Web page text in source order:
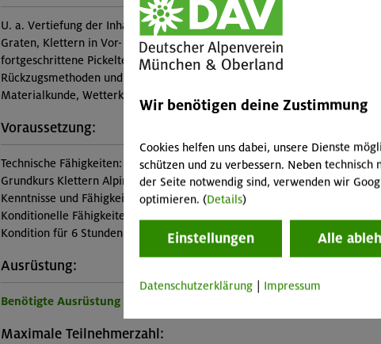
U. a. Vertiefung der Inhalte der Grundkurse, Begehen von kombinierten
Graten, Klettern in Vor- und Nachstieg, Sicherungstechnik im steilen Fels,
fortgeschrittene Pickeltechniken, Vertiefung Frontalzackentechnik,
Rückzugsmethoden und behelfsmäßige Bergrettung; Orientierung,
Materialkunde, Wetterkunde, Erste Hilfe, Umwelt- und Naturschutz
Voraussetzung:
Technische Fähigkeiten:
Grundkurs Klettern Alpin und Grundkurs Hochtouren oder
Kenntnisse und Fähigkeiten
Konditionelle Fähigkeiten:
Kondition für 6 Stunden Aufstieg
Ausrüstung:
Benötigte Ausrüstung für diese Veranstaltung
Maximale Teilnehmerzahl:
Wir benötigen deine Zustimmung
Cookies helfen uns dabei, unsere Dienste
schützen und zu verbessern. Neben
der Seite notwendig sind, verwenden wir
optimieren. (Details)
Einstellungen Alle
Datenschutzerklärung Impressum